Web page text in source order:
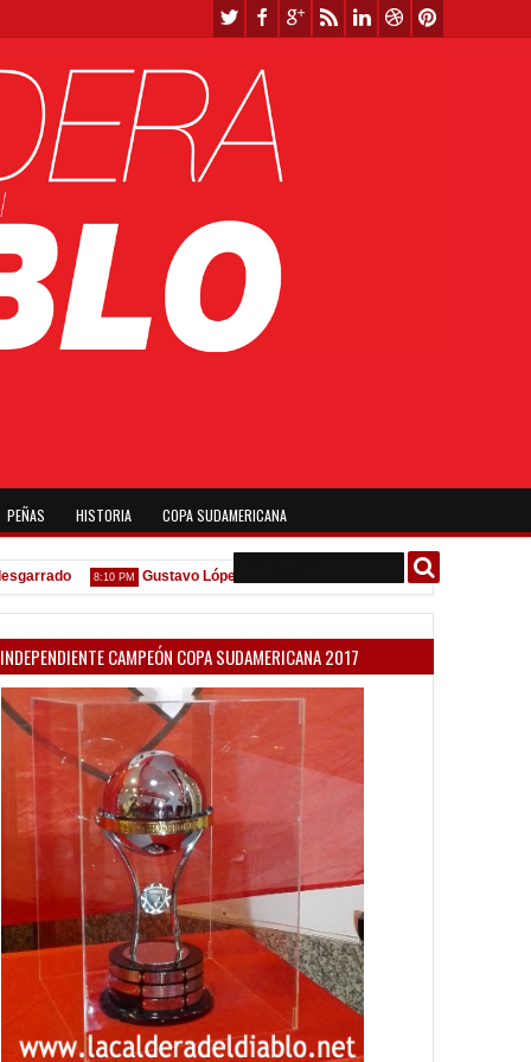
PEÑAS HISTORIA COPA SUDAMERICANA
8:10 PM Gustavo López: "La diferencia entre Vélez e Independiente
INDEPENDIENTE CAMPEÓN COPA SUDAMERICANA 2017